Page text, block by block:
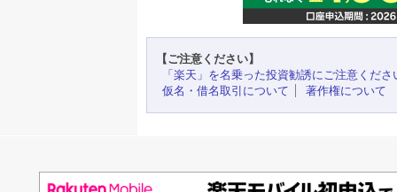
【ご注意ください】
「楽天」を名乗った投資勧誘にご注意くださ
仮名・借名取引について
著作権について